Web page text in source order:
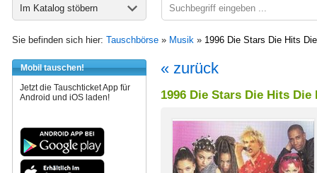
Im Katalog stöbern
Sie befinden sich hier: Tauschbörse » Musik » 1996 Die Stars Die Hits
Mobil tauschen!
Jetzt die Tauschticket App für
Android und iOS laden!
« zurück
1996 Die Stars Die Hits Die